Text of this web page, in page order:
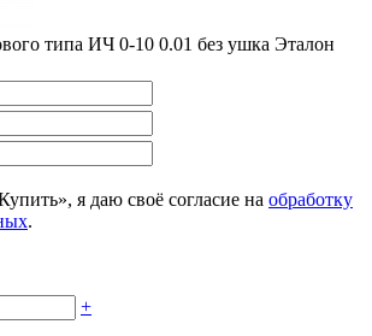
типа ИЧ 0-10 0.01 без ушка Эталон
я даю своё согласие на обработку
.
+